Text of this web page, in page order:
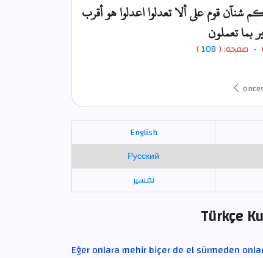
شنآن قوم على ألا تعدلوا اعدلوا هو أقرب
بما تعملون
- صفحة: ( 108
)
English
Русский
تفسير
Türkçe
Eğer onlara mehir biçer de el sürmeden